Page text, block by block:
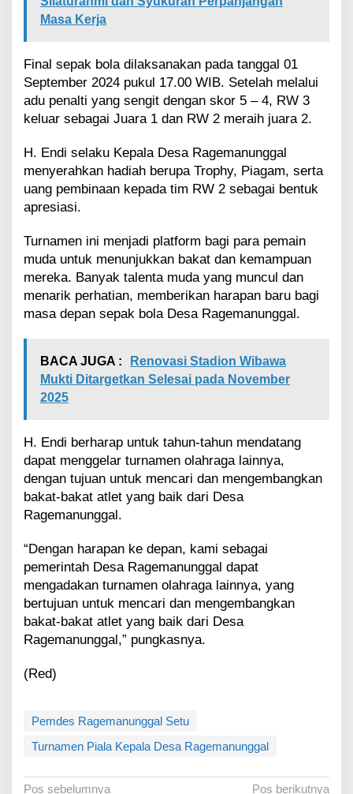
Masa Kerja
Final sepak bola dilaksanakan pada tanggal 01
September 2024 pukul 17.00 WIB. Setelah melalui
adu penalti yang sengit dengan skor 5 – 4, RW 3
keluar sebagai Juara 1 dan RW 2 meraih juara 2.
H. Endi selaku Kepala Desa Ragemanunggal
menyerahkan hadiah berupa Trophy, Piagam, serta
uang pembinaan kepada tim RW 2 sebagai bentuk
apresiasi.
Turnamen ini menjadi platform bagi para pemain
muda untuk menunjukkan bakat dan kemampuan
mereka. Banyak talenta muda yang muncul dan
menarik perhatian, memberikan harapan baru bagi
masa depan sepak bola Desa Ragemanunggal.
BACA JUGA :
Renovasi Stadion Wibawa
Mukti Ditargetkan Selesai pada November
2025
H. Endi berharap untuk tahun-tahun mendatang
dapat menggelar turnamen olahraga lainnya,
dengan tujuan untuk mencari dan mengembangkan
bakat-bakat atlet yang baik dari Desa
Ragemanunggal.
“Dengan harapan ke depan, kami sebagai
pemerintah Desa Ragemanunggal dapat
mengadakan turnamen olahraga lainnya, yang
bertujuan untuk mencari dan mengembangkan
bakat-bakat atlet yang baik dari Desa
Ragemanunggal,” pungkasnya.
(Red)
Pemdes Ragemanunggal Setu
Turnamen Piala Kepala Desa Ragemanunggal
Pos sebelumnya Pos berikutnya